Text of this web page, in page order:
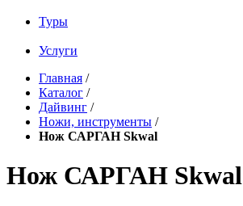
Туры
Услуги
Главная /
Каталог /
Дайвинг /
Ножи, инструменты /
Нож САРГАН Skwal
Нож САРГАН Skwal